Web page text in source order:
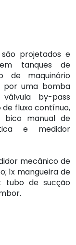
projetados e
tanques de
de maquinário
por uma bomba
by-pass
fluxo contínuo,
bico manual de
e medidor
mecânico de
1x mangueira de
tubo de sucção